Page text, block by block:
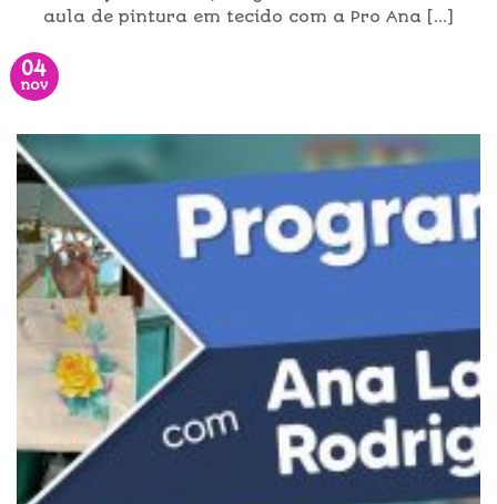
aula de pintura em tecido com a Pro Ana [...]
04
nov